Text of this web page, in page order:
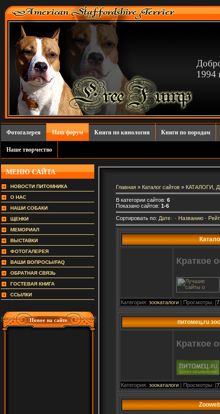
1994
Фотогалерея Наш форум Книги по кинологии Книги по породам
Наше творчество
МЕНЮ САЙТА
НОВОСТИ ПИТОМНИКА
О НАС
НАШИ СОБАКИ
ЩЕНКИ
МЕМОРИАЛ
ВЫСТАВКИ
ФОТОГАЛЕРЕЯ
ВАШИ ВОПРОСЫ/FAQ
ОБРАТНАЯ СВЯЗЬ
ГОСТЕВАЯ КНИГА
ССЫЛКИ
Новое на сайте
Главная» Каталог сайтов» КАТАЛОГИ,
В категории сайтов: 6
Показано сайтов: 1-6
Сортировать по: Дате · Названию·
Краткое
Категория: зоокаталоги| Просмотры: [
питомец.ru
Краткое
Категория: зоокаталоги| Просмотры: [